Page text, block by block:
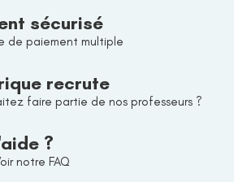
sécurisé
de paiement multiple
recrute
faire partie de nos professeurs ?
?
notre FAQ